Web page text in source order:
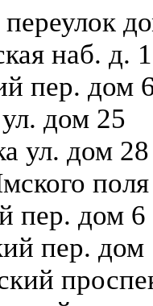
наб. д.
пер. дом
дом 25
ул. дом 28
пер. дом 6
пер. дом